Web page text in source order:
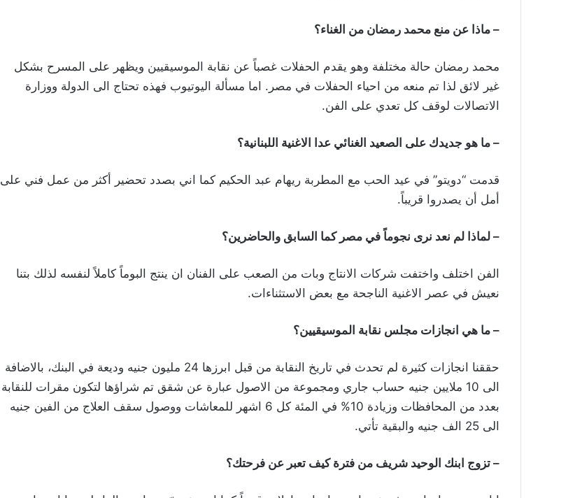
– ماذا عن منع محمد رمضان من الغناء؟
محمد رمضان حالة مختلفة وهو يقدم الحفلات غصباً عن نقابة الموسيقيين ويظهر على المسرح بشكل
غير لائق لذا تم منعه من احياء الحفلات في مصر. اما مسألة اليوتيوب فهذه تحتاج الى الدولة ووزارة
الاتصالات لوقف كل تعدي على الفن.
– ما هو جديدك على الصعيد الغنائي عدا الاغنية اللبنانية؟
قدمت “دويتو” في عيد الحب مع المطربة ريهام عبد الحكيم كما اني بصدد تحضير أكثر من عمل فني على
أمل أن يصدروا قريباً.
– لماذا لم نعد نرى نجوماً في مصر كما السابق والحاضرين؟
الفن اختلف واختفت شركات الانتاج وبات من الصعب على الفنان ان ينتج البوماً كاملاً لنفسه لذلك بتنا
نعيش في عصر الاغنية الناجحة مع بعض الاستثناءات.
– ما هي انجازات مجلس نقابة الموسيقيين؟
حققنا انجازات كثيرة لم تحدث في تاريخ النقابة من قبل ابرزها 24 مليون جنيه وديعة في البنك، بالاضافة
الى 10 ملايين جنيه حساب جاري ومجموعة من الاصول عبارة عن شقق تم شراؤها لتكون مقرات للنقابة
بعدد من المحافظات وزيادة 10% في المئة كل 6 اشهر للمعاشات ووصول سقف العلاج من الفين جنيه
الى 25 الف جنيه والبقية تأتي.
– تزوج ابنك الوحيد شريف من فترة كيف تعبر عن فرحتك؟